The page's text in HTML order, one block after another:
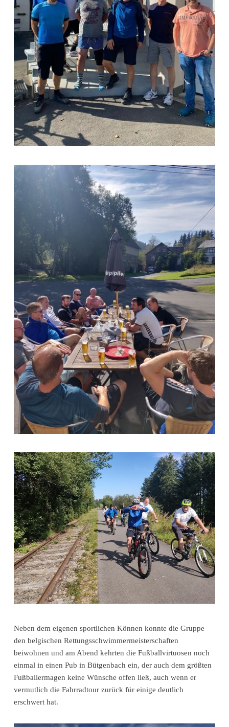
Neben dem eigenen sportlichen Können konnte die Gruppe
den belgischen Rettungsschwimmermeisterschaften
beiwohnen und am Abend kehrten die Fußballvirtuosen noch
einmal in einen Pub in Bütgenbach ein, der auch dem größten
Fußballermagen keine Wünsche offen ließ, auch wenn er
vermutlich die Fahrradtour zurück für einige deutlich
erschwert hat.